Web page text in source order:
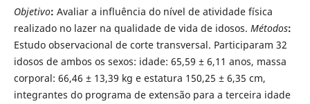
Objetivo: Avaliar a influência do nível de atividade física
realizado no lazer na qualidade de vida de idosos. Métodos:
Estudo observacional de corte transversal. Participaram 32
idosos de ambos os sexos: idade: 65,59 ± 6,11 anos, massa
corporal: 66,46 ± 13,39 kg e estatura 150,25 ± 6,35 cm,
integrantes do programa de extensão para a terceira idade